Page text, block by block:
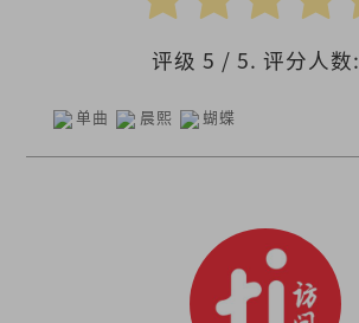
评级 5 / 5. 评分人数:
单曲 晨熙 蝴蝶